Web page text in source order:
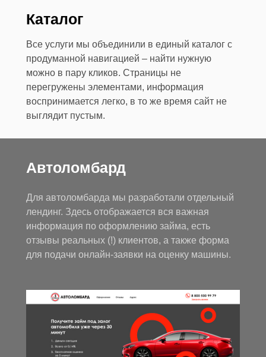
Все услуги мы объединили в единый каталог с
продуманной навигацией – найти нужную
можно в пару кликов. Страницы не
перегружены элементами, информация
воспринимается легко, в то же время сайт не
выглядит пустым.
Каталог
Для автоломбарда мы разработали отдельный
лендинг. Здесь отображается вся важная
информация по оформлению займа, есть
отзывы реальных (!) клиентов, а также форма
для подачи онлайн-заявки на оценку машины.
Автоломбард